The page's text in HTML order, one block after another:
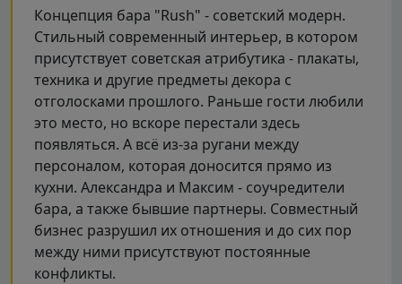
Концепция бара "Rush" - советский модерн.
Стильный современный интерьер, в котором
присутствует советская атрибутика - плакаты,
техника и другие предметы декора с
отголосками прошлого. Раньше гости любили
это место, но вскоре перестали здесь
появляться. А всё из-за ругани между
персоналом, которая доносится прямо из
кухни. Александра и Максим - соучредители
бара, а также бывшие партнеры. Совместный
бизнес разрушил их отношения и до сих пор
между ними присутствуют постоянные
конфликты.